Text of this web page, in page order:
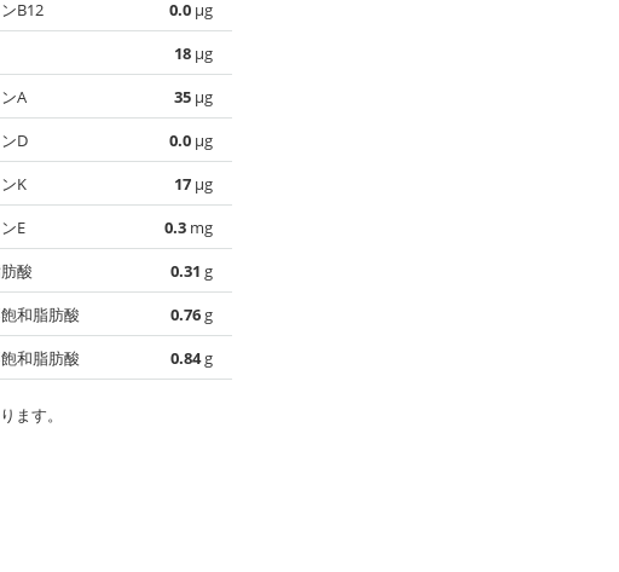
B12
0.0 µg
18 µg
A
35 µg
D
0.0 µg
K
17 µg
E
0.3 mg
酸
0.31 g
和脂肪酸
0.76g
和脂肪酸
0.84g
ます。